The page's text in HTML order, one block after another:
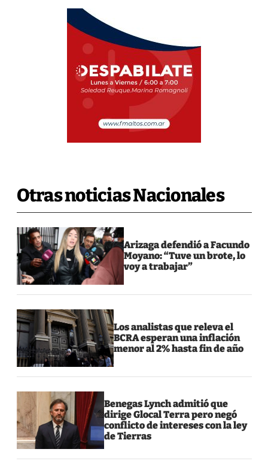
Otras noticias Nacionales
Arizaga defendió a Facundo
Moyano: “Tuve un brote, lo
voy a trabajar”
Los analistas que releva el
BCRA esperan una inflación
menor al 2% hasta fin de año
Benegas Lynch admitió que
dirige Glocal Terra pero negó
conflicto de intereses con la ley
de Tierras